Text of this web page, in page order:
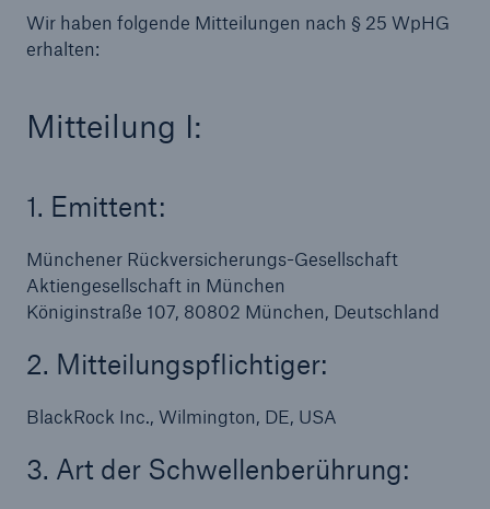
Wir haben folgende Mitteilungen nach § 25 WpHG
erhalten:
Mitteilung I:
1. Emittent:
Münchener Rückversicherungs-Gesellschaft
Aktiengesellschaft in München
Königinstraße 107, 80802 München, Deutschland
2. Mitteilungspflichtiger:
BlackRock Inc., Wilmington, DE, USA
3. Art der Schwellenberührung:
Reinsurance Property/Casualty
Marine Trend Radar 2025